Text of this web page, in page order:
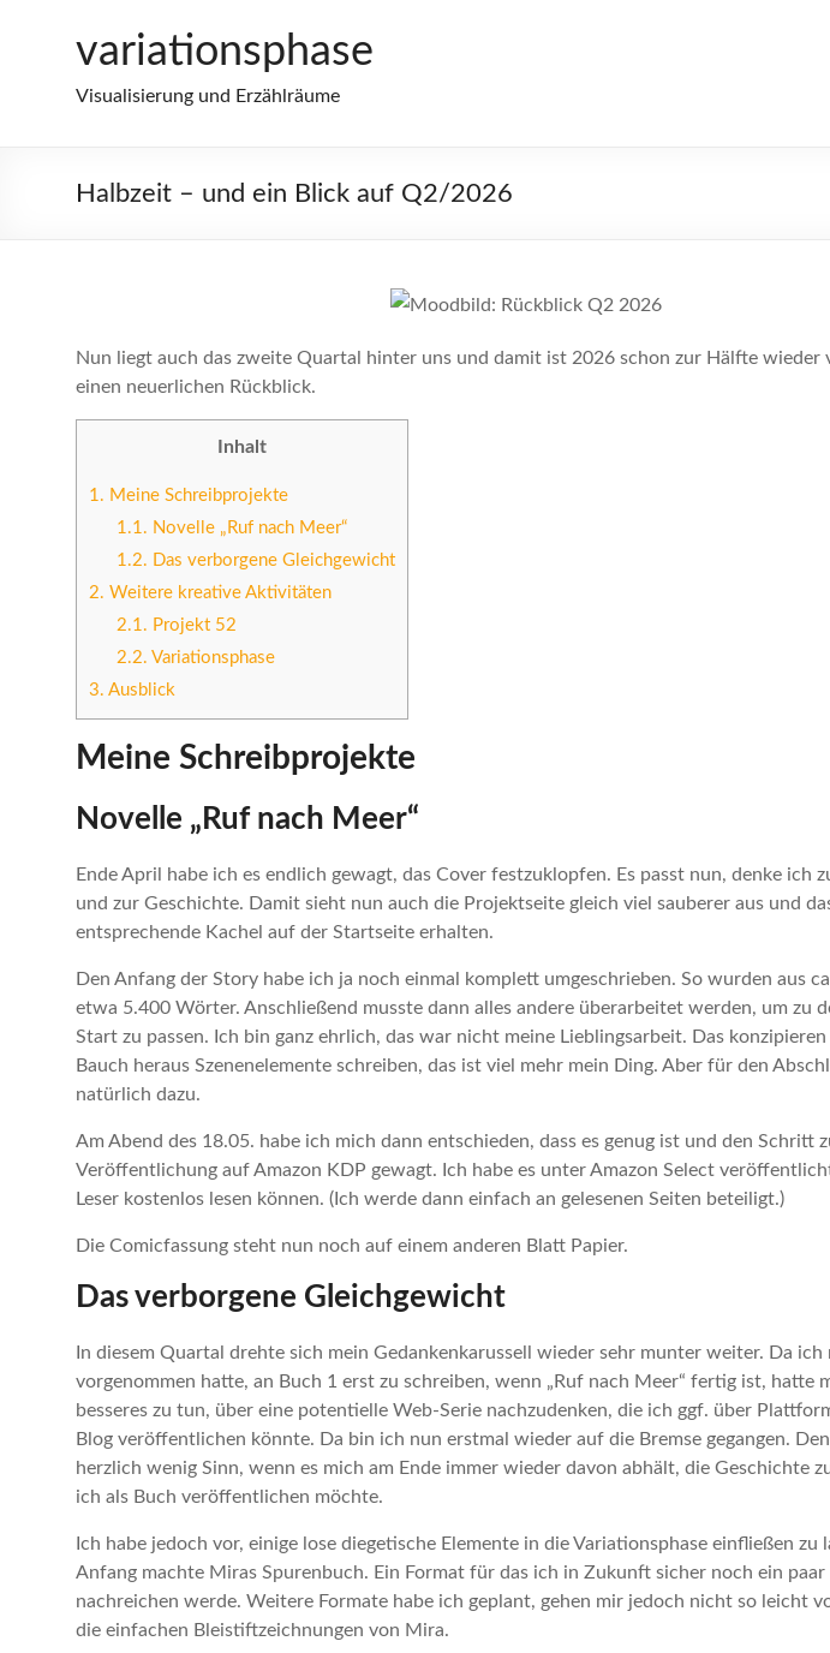
variationsphase
Visualisierung und Erzählräume
Halbzeit – und ein Blick auf Q2/2026
Nun liegt auch das zweite Quartal hinter uns und damit ist 2026 schon zur Hälfte wieder
einen neuerlichen Rückblick.
Inhalt
1. Meine Schreibprojekte
1.1. Novelle „Ruf nach Meer“
1.2. Das verborgene Gleichgewicht
2. Weitere kreative Aktivitäten
2.1. Projekt 52
2.2. Variationsphase
3. Ausblick
Meine Schreibprojekte
Novelle „Ruf nach Meer“
Ende April habe ich es endlich gewagt, das Cover festzuklopfen. Es passt nun, denke ich
und zur Geschichte. Damit sieht nun auch die Projektseite gleich viel sauberer aus und
entsprechende Kachel auf der Startseite erhalten.
Den Anfang der Story habe ich ja noch einmal komplett umgeschrieben. So wurden aus
etwa 5.400 Wörter. Anschließend musste dann alles andere überarbeitet werden, um zu
Start zu passen. Ich bin ganz ehrlich, das war nicht meine Lieblingsarbeit. Das konzipieren
Bauch heraus Szenenelemente schreiben, das ist viel mehr mein Ding. Aber für den
natürlich dazu.
Am Abend des 18.05. habe ich mich dann entschieden, dass es genug ist und den Schritt
Veröffentlichung auf Amazon KDP gewagt. Ich habe es unter Amazon Select
Leser kostenlos lesen können. (Ich werde dann einfach an gelesenen Seiten beteiligt.)
Die Comicfassung steht nun noch auf einem anderen Blatt Papier.
Das verborgene Gleichgewicht
In diesem Quartal drehte sich mein Gedankenkarussell wieder sehr munter weiter. Da ich
vorgenommen hatte, an Buch 1 erst zu schreiben, wenn „Ruf nach Meer“ fertig ist, hatte
besseres zu tun, über eine potentielle Web-Serie nachzudenken, die ich ggf. über
Blog veröffentlichen könnte. Da bin ich nun erstmal wieder auf die Bremse gegangen.
herzlich wenig Sinn, wenn es mich am Ende immer wieder davon abhält, die Geschichte
ich als Buch veröffentlichen möchte.
Ich habe jedoch vor, einige lose diegetische Elemente in die Variationsphase einfließen zu
Anfang machte Miras Spurenbuch. Ein Format für das ich in Zukunft sicher noch ein paar
nachreichen werde. Weitere Formate habe ich geplant, gehen mir jedoch nicht so leicht
die einfachen Bleistiftzeichnungen von Mira.